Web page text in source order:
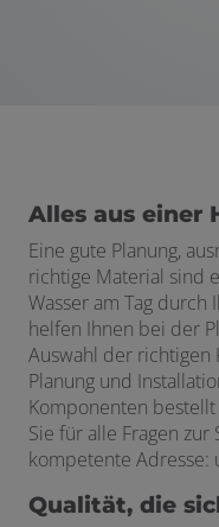
Alles aus einer
Eine gute Planung,
richtige Material sind
Wasser am Tag
helfen Ihnen bei der
Auswahl der richtigen
Planung und
Komponenten
Sie für alle Fragen zur
kompetente Adresse:
Qualität, die